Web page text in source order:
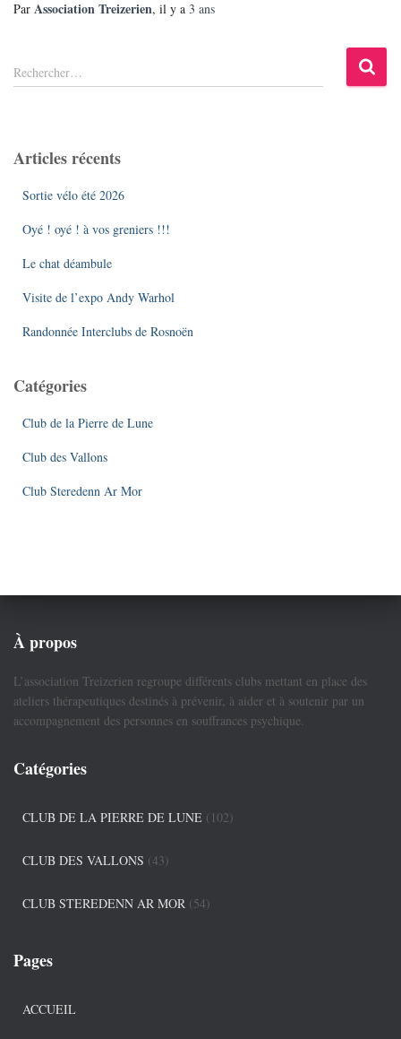
Par Association Treizerien, il y a 3 ans
R
e
r
Rechercher…
Articles récents
Sortie vélo été 2026
Oyé ! oyé ! à vos greniers !!!
Le chat déambule
Visite de l’expo Andy Warhol
Randonnée Interclubs de Rosnoën
Catégories
Club de la Pierre de Lune
Club des Vallons
Club Steredenn Ar Mor
À propos
L’association Treizerien regroupe différents clubs mettant en place des
ateliers thérapeutiques destinés à prévenir, à aider et à soutenir par un
accompagnement des personnes en souffrances psychique.
Catégories
CLUB DE LA PIERRE DE LUNE (102)
CLUB DES VALLONS (43)
CLUB STEREDENN AR MOR (54)
Pages
ACCUEIL